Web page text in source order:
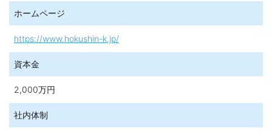
2017.01.31
住宅会社の施工力・大工育成法！
2017.01.13
住宅街なのに、森の中の別荘気分で暮らす。 江別市／Mさん 丸
三ホクシン建設
2016.07.01
見て、触れて実感！ 丸三ホクシン建設がモデルハウス公開
ホームページ
https://www.hokushin-k.jp/
資本金
2,000万円
社内体制